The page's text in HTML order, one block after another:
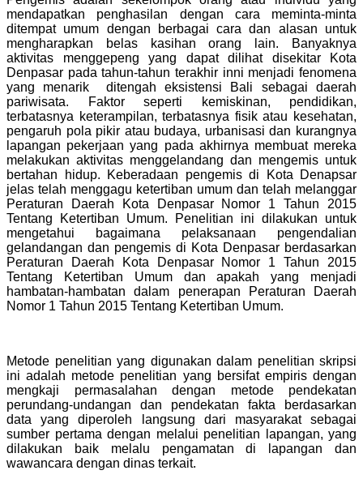
mendapatkan penghasilan dengan cara meminta-minta
ditempat umum dengan berbagai cara dan alasan untuk
mengharapkan belas kasihan orang lain. Banyaknya
aktivitas menggepeng yang dapat dilihat disekitar Kota
Denpasar pada tahun-tahun terakhir inni menjadi fenomena
yang menarik ditengah eksistensi Bali sebagai daerah
pariwisata. Faktor seperti kemiskinan, pendidikan,
terbatasnya keterampilan, terbatasnya fisik atau kesehatan,
pengaruh pola pikir atau budaya, urbanisasi dan kurangnya
lapangan pekerjaan yang pada akhirnya membuat mereka
melakukan aktivitas menggelandang dan mengemis untuk
bertahan hidup. Keberadaan pengemis di Kota Denapsar
jelas telah menggagu ketertiban umum dan telah melanggar
Peraturan Daerah Kota Denpasar Nomor 1 Tahun 2015
Tentang Ketertiban Umum. Penelitian ini dilakukan untuk
mengetahui bagaimana pelaksanaan pengendalian
gelandangan dan pengemis di Kota Denpasar berdasarkan
Peraturan Daerah Kota Denpasar Nomor 1 Tahun 2015
Tentang Ketertiban Umum dan apakah yang menjadi
hambatan-hambatan dalam penerapan Peraturan Daerah
Nomor 1 Tahun 2015 Tentang Ketertiban Umum.
Metode penelitian yang digunakan dalam penelitian skripsi
ini adalah metode penelitian yang bersifat empiris dengan
mengkaji permasalahan dengan metode pendekatan
perundang-undangan dan pendekatan fakta berdasarkan
data yang diperoleh langsung dari masyarakat sebagai
sumber pertama dengan melalui penelitian lapangan, yang
dilakukan baik melalu pengamatan di lapangan dan
wawancara dengan dinas terkait.